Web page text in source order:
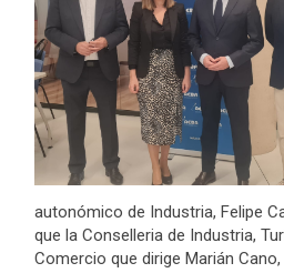
autonómico de Industria, Felipe
que la Conselleria de Industria,
Comercio que dirige Marián